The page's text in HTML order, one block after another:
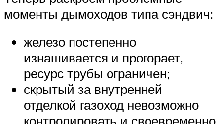
моменты дымоходов типа сэндвич:
железо постепенно
изнашивается и прогорает,
ресурс трубы ограничен;
скрытый за внутренней
отделкой газоход невозможно
контролировать и своевременно